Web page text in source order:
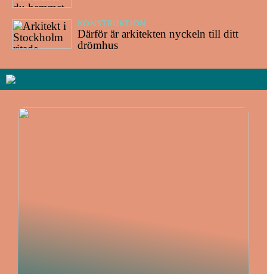
KONSTRUKTION
Därför är arkitekten nyckeln till ditt
drömhus